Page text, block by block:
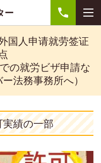
ー
国人申请就劳签证
の就労ビザ申請な
法務事務所へ）
績の一部